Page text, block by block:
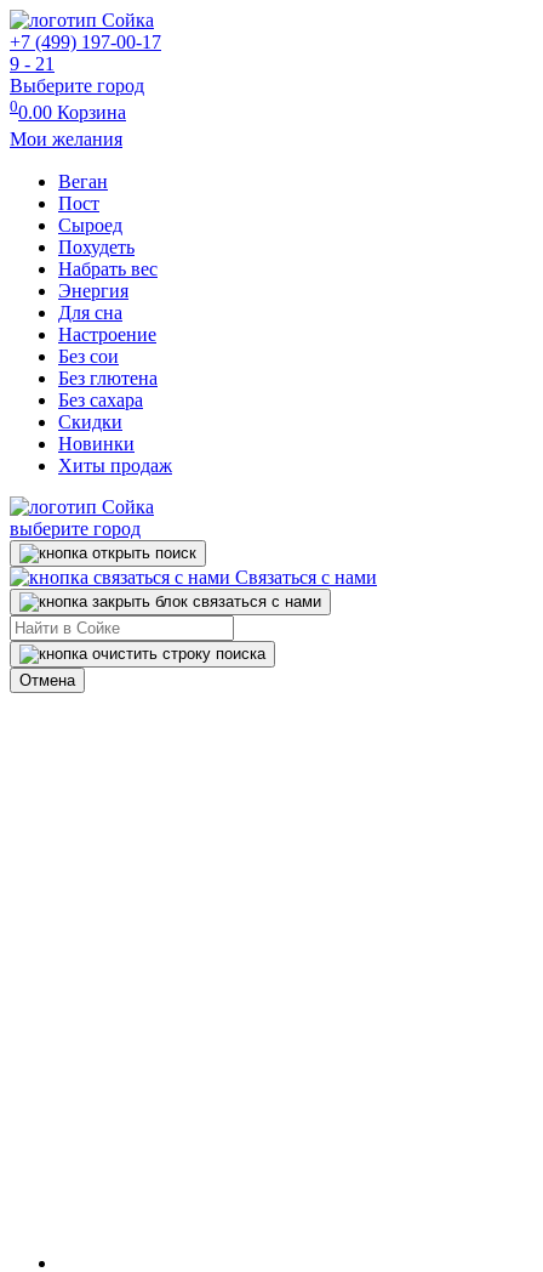
+7 (499) 197-00-17
9 - 21
Выберите город
00.00 Корзина
Мои желания
Веган
Пост
Сыроед
Похудеть
Набрать вес
Энергия
Для сна
Настроение
Без сои
Без глютена
Без сахара
Скидки
Новинки
Хиты продаж
выберите город
Связаться с нами
Отмена